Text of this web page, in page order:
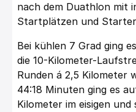
nach dem Duathlon mit
Startplätzen und
Bei kühlen 7 Grad ging
die 10-Kilometer-
Runden á 2,5 Kilometer
44:18 Minuten ging es
Kilometer im eisigen und